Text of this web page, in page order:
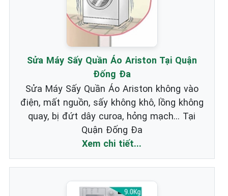
Sửa Máy Sấy Quần Áo Ariston Tại Quận
Đống Đa
Sửa Máy Sấy Quần Áo Ariston không vào
điện, mất nguồn, sấy không khô, lồng không
quay, bị đứt dây curoa, hỏng mạch... Tại
Quận Đống Đa
Xem chi tiết...